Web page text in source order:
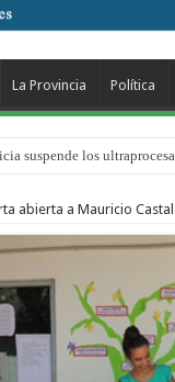
La Provincia Política
suspende los
la obra “La Runfla de
abierta a Mauricio